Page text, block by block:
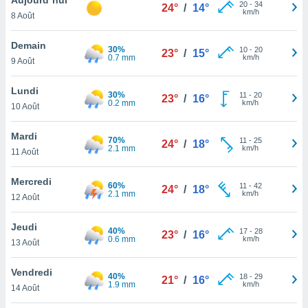
et
»,
au
vous
qu'ils
ou
le
ainsi
un
la
du
8 Août
24° / 14° 20- 34
km/h
Demain
9 Août
30%
0.7 mm
23° / 15° 10- 20
km/h
Lundi
10 Août
30%
0.2 mm
23° / 16° 11 - 20
km/h
Mardi
11 Août
70%
2.1 mm
24° / 18° 11 - 25
km/h
Mercredi
12 Août
60%
2.1 mm
24° / 18° 11 - 42
km/h
Jeudi
13 Août
40%
0.6 mm
23° / 16° 17- 28
km/h
Vendredi
14 Août
40%
1.9 mm
21° / 16° 18- 29
km/h